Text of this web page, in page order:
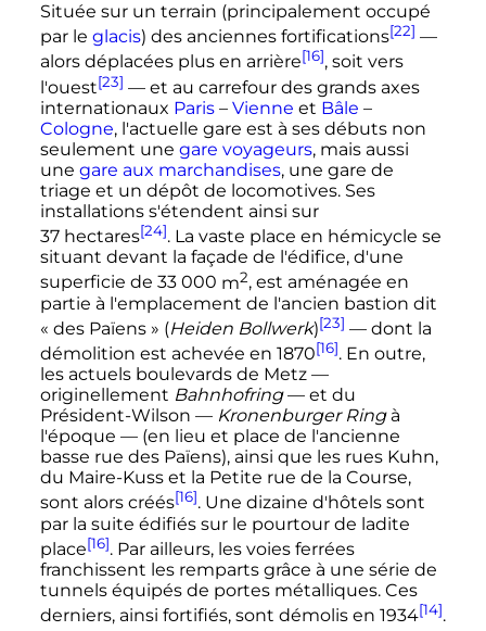
Située sur un terrain (principalement occupé
par le glacis) des anciennes fortifications[22] —
alors déplacées plus en arrière[16], soit vers
l'ouest[23] —et au carrefour des grands axes
internationaux Paris – Vienne et Bâle –
Cologne, l'actuelle gare est à ses débuts non
seulement une gare voyageurs, mais aussi
une gare aux marchandises, une gare de
triage et un dépôt de locomotives. Ses
installations s'étendent ainsi sur
37hectares[24]. La vaste place en hémicycle se
situant devant la façade de l'édifice, d'une
superficie de 33 000 m2, est aménagée en
partie à l'emplacement de l'ancien bastion dit
« des Païens » (Heiden Bollwerk)[23] — dont la
démolition est achevée en 1870[16]. En outre,
les actuels boulevards de Metz —
originellement Bahnhofring —et du
Président-Wilson — Kronenburger Ringà
l'époque —(en lieu et place de l'ancienne
basse rue des Païens), ainsi que les rues Kuhn,
du Maire-Kuss et la Petite rue de la Course,
sont alors créés[16]. Une dizaine d'hôtels sont
par la suite édifiés sur le pourtour de ladite
place[16]. Par ailleurs, les voies ferrées
franchissent les remparts grâce à une série de
tunnels équipés de portes métalliques. Ces
derniers, ainsi fortifiés, sont démolis en 1934[14].